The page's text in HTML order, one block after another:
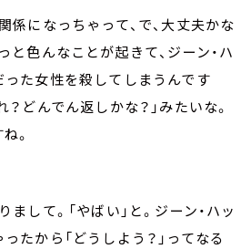
係になっちゃって、で、大丈夫かな
と色んなことが起きて、ジーン・ハ
た女性を殺してしまうんです
？どんでん返しかな？」みたいな。
。
して。「やばい」と。ジーン・ハッ
たから「どうしよう？」ってなる